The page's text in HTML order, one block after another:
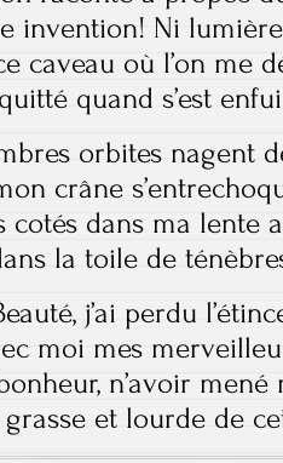
invention! Ni
caveau où l’on me
quitté quand s’est
orbites nagent
crâne
cotés dans ma lente
la toile de
j’ai perdu
moi mes
n’avoir mené
et lourde de